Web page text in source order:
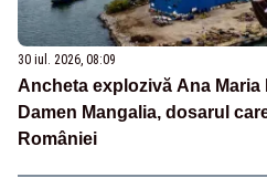
30 iul. 2026, 08:09
Ancheta explozivă Ana Maria
Damen Mangalia, dosarul
României